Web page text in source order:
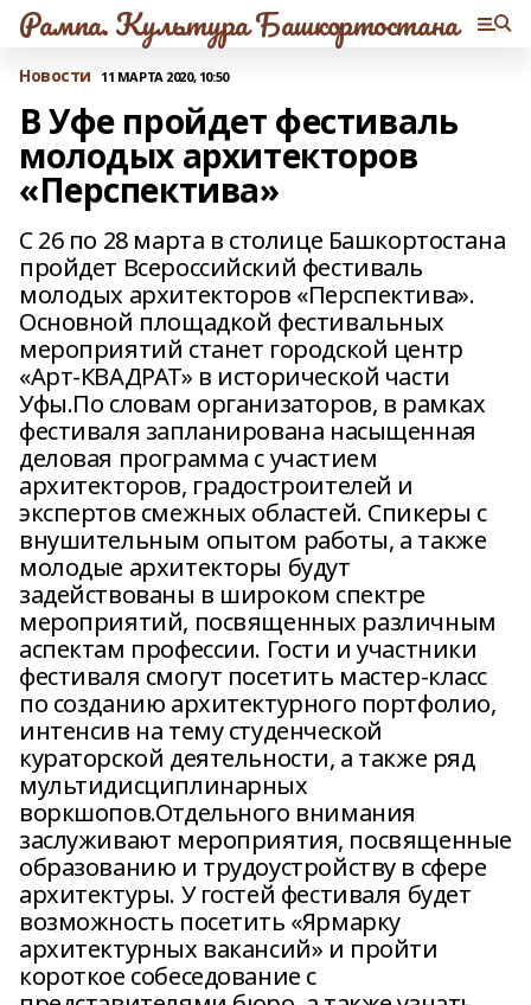
Рампа. Культура Башкортостана
Новости 11 МАРТА 2020, 10:50
В Уфе пройдет фестиваль
молодых архитекторов
«Перспектива»
С 26 по 28 марта в столице Башкортостана
пройдет Всероссийский фестиваль
молодых архитекторов «Перспектива».
Основной площадкой фестивальных
мероприятий станет городской центр
«Арт-КВАДРАТ» в исторической части
Уфы.По словам организаторов, в рамках
фестиваля запланирована насыщенная
деловая программа с участием
архитекторов, градостроителей и
экспертов смежных областей. Спикеры с
внушительным опытом работы, а также
молодые архитекторы будут
задействованы в широком спектре
мероприятий, посвященных различным
аспектам профессии. Гости и участники
фестиваля смогут посетить мастер-класс
по созданию архитектурного портфолио,
интенсив на тему студенческой
кураторской деятельности, а также ряд
мультидисциплинарных
воркшопов.Отдельного внимания
заслуживают мероприятия, посвященные
образованию и трудоустройству в сфере
архитектуры. У гостей фестиваля будет
возможность посетить «Ярмарку
архитектурных вакансий» и пройти
короткое собеседование с